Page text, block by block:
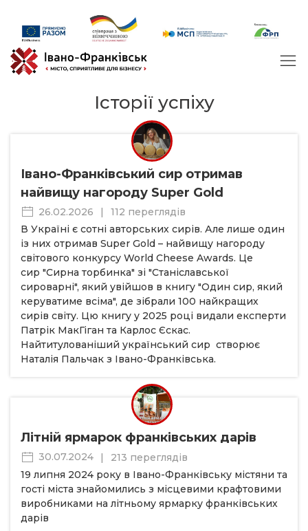
Історії успіху
Івано-Франківський сир отримав
найвищу нагороду Super Gold
26.02.2026 |
112 переглядів
В Україні є сотні авторських сирів. Але лише один
із них отримав Super Gold – найвищу нагороду
світового конкурсу World Cheese Awards. Це
сир "Сирна торбинка" зі "Станіславської
сироварні", який увійшов в книгу "Один сир, який
керуватиме всіма", де зібрали 100 найкращих
сирів світу. Цю книгу у 2025 році видали експерти
Патрік МакГіган та Карлос Єскас.
Найтитулованіший український сир створює
Наталія Пальчак з Івано-Франківська.
Літній ярмарок франківських дарів
30.07.2024 |
213 переглядів
19 липня 2024 року в Івано-Франківську містяни та
гості міста знайомились з місцевими крафтовими
виробниками на літньому ярмарку франківських
дарів